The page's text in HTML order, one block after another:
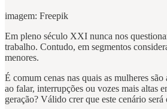
imagem: Freepik
Em pleno século XXI nunca nos
trabalho. Contudo, em segmentos
menores.
É comum cenas nas quais as mulheres
ao falar, interrupções ou vozes mais altas
geração? Válido crer que este cenário